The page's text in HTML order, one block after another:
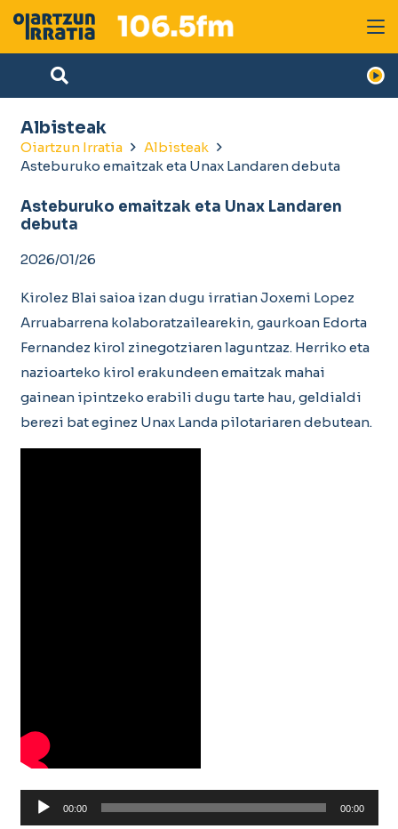
Albisteak
Oiartzun Irratia
Albisteak
Asteburuko emaitzak eta Unax Landaren debuta
Asteburuko emaitzak eta Unax Landaren
debuta
2026/01/26
Kirolez Blai saioa izan dugu irratian Joxemi Lopez
Arruabarrena kolaboratzailearekin, gaurkoan Edorta
Fernandez kirol zinegotziaren laguntzaz. Herriko eta
nazioarteko kirol erakundeen emaitzak mahai
gainean ipintzeko erabili dugu tarte hau, geldialdi
berezi bat eginez Unax Landa pilotariaren debutean.
Soinu
erreproduzigailua
00:00 00:00